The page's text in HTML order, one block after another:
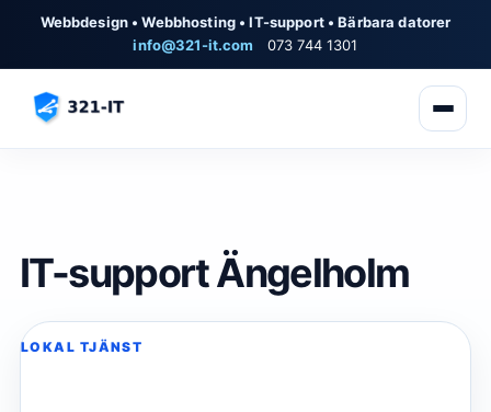
Webbdesign • Webbhosting • IT-support • Bärbara datorer
info@321-it.com 073 744 1301
IT-support Ängelholm
LOKAL TJÄNST